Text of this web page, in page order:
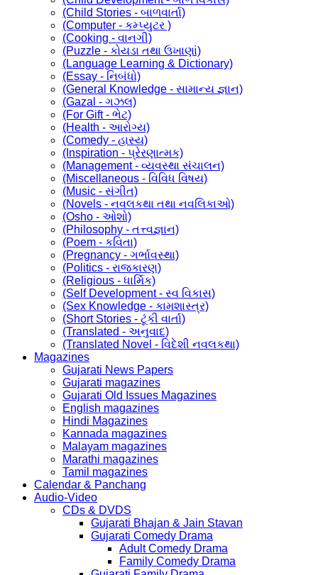
(Child Stories - બાળવાર્તા)
(Computer - કમ્પ્યુટર )
(Cooking - વાનગી)
(Puzzle - કોયડા તથા ઉખાણાં)
(Language Learning & Dictionary)
(Essay - નિબંધો)
(General Knowledge - સામાન્ય જ્ઞાન)
(Gazal - ગઝલ)
(For Gift - ભેટ)
(Health - આરોગ્ય)
(Comedy - હાસ્ય)
(Inspiration - પ્રેરણાત્મક)
(Management - વ્યવસ્થા સંચાલન)
(Miscellaneous - વિવિધ વિષય)
(Music - સંગીત)
(Novels - નવલકથા તથા નવલિકાઓ)
(Osho - ઓશો)
(Philosophy - તત્ત્વજ્ઞાન)
(Poem - કવિતા)
(Pregnancy - ગર્ભાવસ્થા)
(Politics - રાજકારણ)
(Religious - ધાર્મિક)
(Self Development - સ્વ વિકાસ)
(Sex Knowledge - કામશાસ્ત્ર)
(Short Stories - ટૂંકી વાર્તા)
(Translated - અનુવાદ)
(Translated Novel - વિદેશી નવલકથા)
Magazines
Gujarati News Papers
Gujarati magazines
Gujarati Old Issues Magazines
English magazines
Hindi Magazines
Kannada magazines
Malayam magazines
Marathi magazines
Tamil magazines
Calendar & Panchang
Audio-Video
CDs & DVDS
Gujarati Bhajan & Jain Stavan
Gujarati Comedy Drama
Adult Comedy Drama
Family Comedy Drama